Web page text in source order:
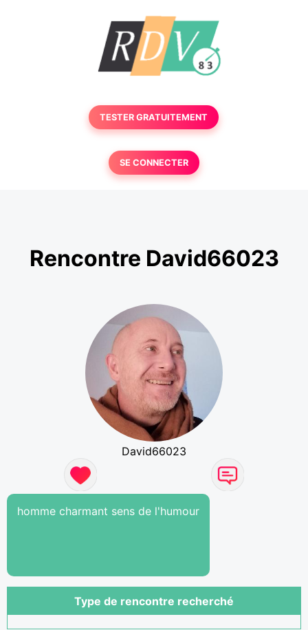
TESTER GRATUITEMENT
SE CONNECTER
Rencontre David66023
David66023
homme charmant sens de l'humour
Type de rencontre recherché